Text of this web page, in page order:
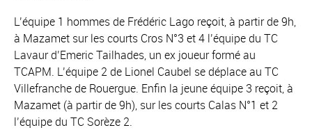
L’équipe 1 hommes de Frédéric Lago reçoit, à partir de 9h,
à Mazamet sur les courts Cros N°3 et 4 l’équipe du TC
Lavaur d’Emeric Tailhades, un ex joueur formé au
TCAPM. L’équipe 2 de Lionel Caubel se déplace au TC
Villefranche de Rouergue. Enfin la jeune équipe 3 reçoit, à
Mazamet (à partir de 9h), sur les courts Calas N°1 et 2
l’équipe du TC Sorèze 2.